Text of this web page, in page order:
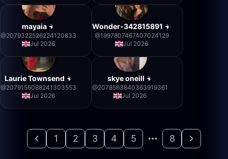
mayaia
@2079322526224120833
Jul 2026
Wonder-342815891
@1997807467407024129
Jul 2026
Laurie Townsend
@2079156088241303553
Jul 2026
skye oneill
@2078563840363919361
Jul 2026
1 2 3 4 5 8